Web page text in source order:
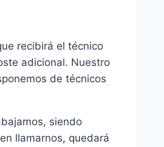
recibirá el técnico
adicional. Nuestro
de técnicos
siendo
llamarnos, quedará